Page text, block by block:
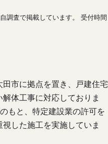
調査で掲載しています。 受付時間
市に拠点を置き、戸建住宅
体工事に対応しておりま
もと、特定建設業の許可を
した施工を実施していま